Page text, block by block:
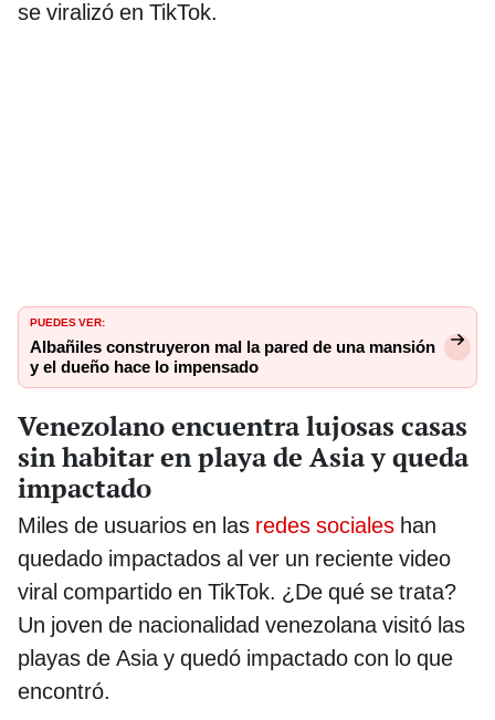
se viralizó en TikTok.
PUEDES VER:
Albañiles construyeron mal la pared de una mansión
y el dueño hace lo impensado
Venezolano encuentra lujosas casas
sin habitar en playa de Asia y queda
impactado
Miles de usuarios en las redes sociales han
quedado impactados al ver un reciente video
viral compartido en TikTok. ¿De qué se trata?
Un joven de nacionalidad venezolana visitó las
playas de Asia y quedó impactado con lo que
encontró.